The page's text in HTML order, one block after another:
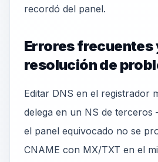
recordó del panel.
Errores frecuentes
resolución de
Editar DNS en el registrador
delega en un NS de
el panel equivocado no se
CNAME con MX/TXT en el